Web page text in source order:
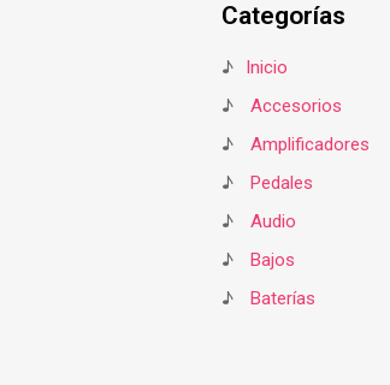
Categorías
♪
Inicio
♪
Accesorios
♪
Amplificadores
♪
Pedales
♪
Audio
♪
Bajos
♪
Baterías